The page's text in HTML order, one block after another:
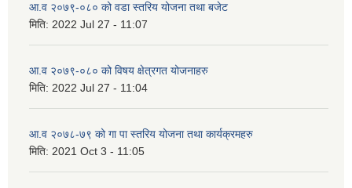
आ.व २०७९-०८० को वडा स्तरिय योजना तथा बजेट
मिति: 2022 Jul 27 - 11:07
आ.व २०७९-०८० को विषय क्षेत्रगत योजनाहरु
मिति: 2022 Jul 27 - 11:04
आ.व २०७८-७९ को गा पा स्तरिय योजना तथा कार्यक्रमहरु
मिति: 2021 Oct 3 - 11:05